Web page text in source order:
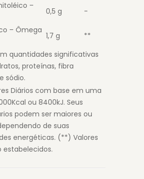
–
0,5 g
-
– Ômega
1,7 g
**
quantidades significativas
proteínas, fibra
sódio.
Diários com base em uma
ou 8400kJ. Seus
podem ser maiores ou
de suas
energéticas. (**) Valores
estabelecidos.